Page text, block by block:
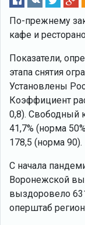
По-прежнему
кафе и
Показатели,
этапа снятия
Установлены
Коэффициент
0,8). Свободный
41,7% (норма
178,5 (норма 90).
С начала
Воронежской
выздоровело
оперштаб